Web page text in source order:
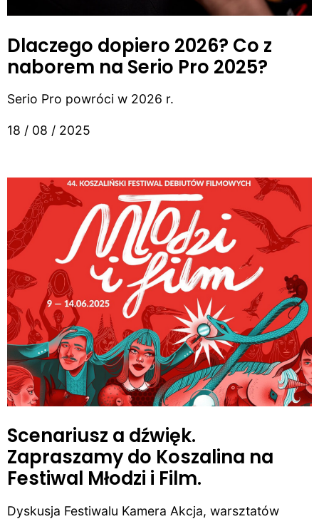
Dlaczego dopiero 2026? Co z
naborem na Serio Pro 2025?
Serio Pro powróci w 2026 r.
18 / 08 / 2025
Scenariusz a dźwięk.
Zapraszamy do Koszalina na
Festiwal Młodzi i Film.
Dyskusja Festiwalu Kamera Akcja, warsztatów